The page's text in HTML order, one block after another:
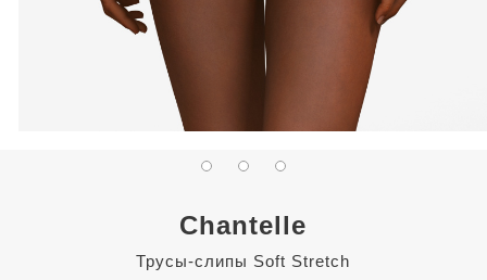
Chantelle
Трусы-слипы Soft Stretch